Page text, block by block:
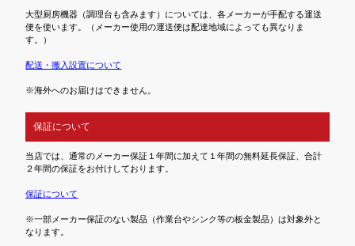
大型厨房機器（調理台も含みます）については、各メーカーが手配する運送
便を使います。（メーカー使用の運送便は配達地域によっても異なりま
す。）
配送・搬入設置について
※海外へのお届けはできません。
保証について
当店では、通常のメーカー保証１年間に加えて１年間の無料延長保証、合計
２年間の保証をお付けしております。
保証について
※一部メーカー保証のない製品（作業台やシンク等の板金製品）は対象外と
なります。